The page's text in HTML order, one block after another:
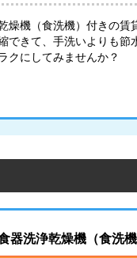
燥機（食洗機）付きの賃
できて、手洗いよりも節
クにしてみませんか？
器洗浄乾燥機（食洗